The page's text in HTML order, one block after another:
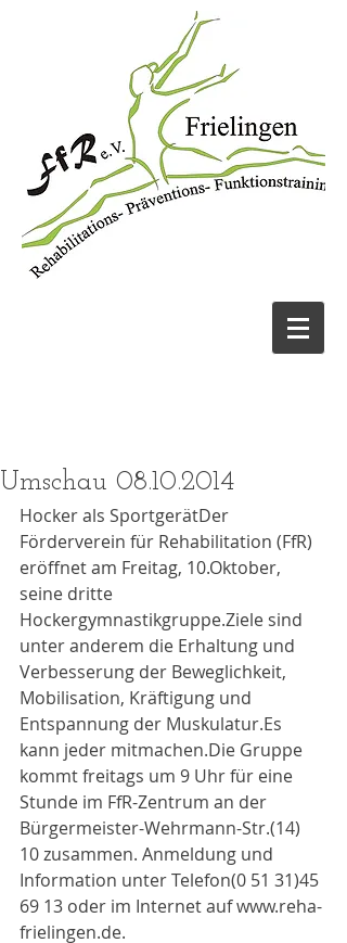
Umschau 08.10.2014
Hocker als SportgerätDer
Förderverein für Rehabilitation (FfR)
eröffnet am Freitag, 10.Oktober,
seine dritte
Hockergymnastikgruppe.Ziele sind
unter anderem die Erhaltung und
Verbesserung der Beweglichkeit,
Mobilisation, Kräftigung und
Entspannung der Muskulatur.Es
kann jeder mitmachen.Die Gruppe
kommt freitags um 9 Uhr für eine
Stunde im FfR-Zentrum an der
Bürgermeister-Wehrmann-Str.(14)
10 zusammen. Anmeldung und
Information unter Telefon(0 51 31)45
69 13 oder im Internet auf www.reha-
frielingen.de.